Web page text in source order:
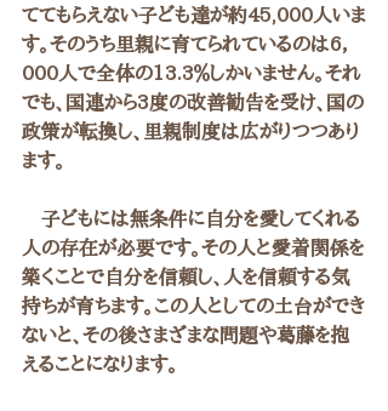
ててもらえない子ども達が約45,000人いま
す。そのうち里親に育てられているのは6，
000人で全体の13.3％しかいません。それ
でも、国連から3度の改善勧告を受け、国の
政策が転換し、里親制度は広がりつつあり
ます。
子どもには無条件に自分を愛してくれる
人の存在が必要です。その人と愛着関係を
築くことで自分を信頼し、人を信頼する気
持ちが育ちます。この人としての土台ができ
ないと、その後さまざまな問題や葛藤を抱
えることになります。